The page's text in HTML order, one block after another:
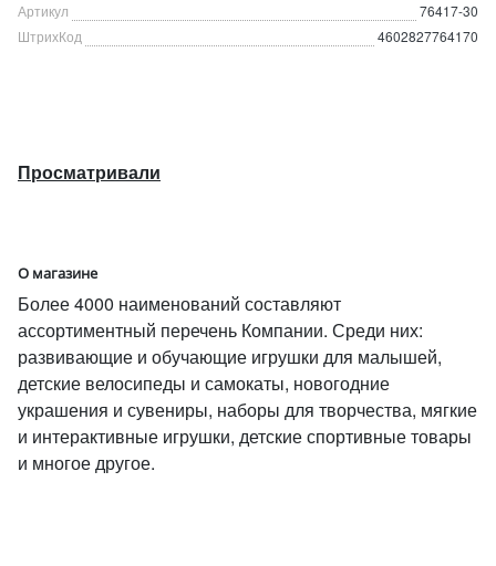
Артикул
76417-30
ШтрихКод
4602827764170
Просматривали
О магазине
Более 4000 наименований составляют
ассортиментный перечень Компании. Среди них:
развивающие и обучающие игрушки для малышей,
детские велосипеды и самокаты, новогодние
украшения и сувениры, наборы для творчества, мягкие
и интерактивные игрушки, детские спортивные товары
и многое другое.